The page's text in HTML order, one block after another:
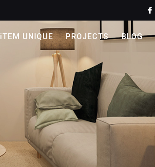
iTEM UNIQUE PROJECTS BLOG